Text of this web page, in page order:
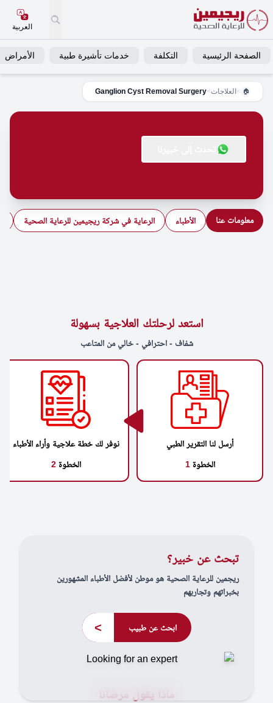
العربية
الصفحة الرئيسية التكلفة خدمات تأشيرة طبية الأمراض
🏠
> العلاجات>
Ganglion Cyst Removal Surgery
معلومات عنا الأطباء الرعاية في شركة ريجيمين للرعاية الصحية
استعد لرحلتك العلاجية بسهولة
شفاف - احترافي - خالي من المتاعب
أرسل لنا التقرير الطبي
الخطوة1
نوفر لك خطة علاجية وأراء الأطباء
الخطوة2
تبحث عن خبير؟
ريجمين للرعاية الصحية هو موطن لأفضل الأطباء المشهورين
بخبراتهم وتجاربهم
ابحث عن طبيب >
ماذا يقول مرضانا